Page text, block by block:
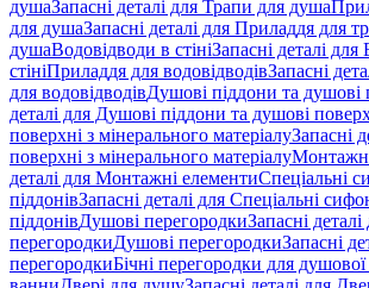
душаЗапасні деталі для Трапи для душа
для душаЗапасні деталі для Приладдя для
душаВодовідводи в стініЗапасні деталі
стініПриладдя для водовідводівЗапасні
для водовідводівДушові піддони та душові
деталі для Душові піддони та душові
поверхні з мінерального матеріалуЗапасні
поверхні з мінерального матеріалу
деталі для Монтажні елементиСпеціальні
піддонівЗапасні деталі для Спеціальні
піддонівДушові перегородкиЗапасні
перегородкиДушові перегородкиЗапасні
перегородкиБічні перегородки для душової